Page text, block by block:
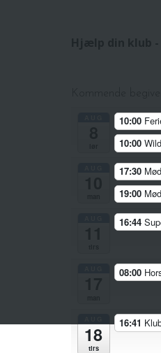
Kommende
10:00
10:00
17:30
19:00
16:44
08:00
18
tirs
16:41